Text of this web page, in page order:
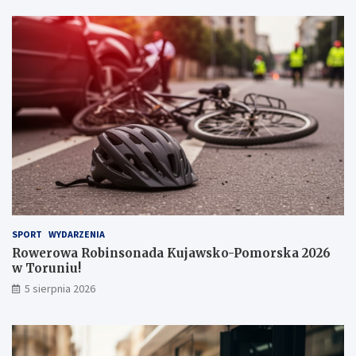
!
SPORT WYDARZENIA
Rowerowa Robinsonada Kujawsko-Pomorska 2026
w Toruniu!
5 sierpnia 2026